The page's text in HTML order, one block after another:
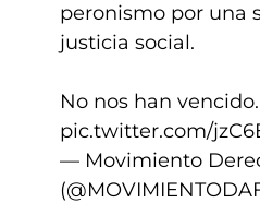
peronismo por una
justicia social.
No nos han vencido.
pic.twitter.com/
— Movimiento